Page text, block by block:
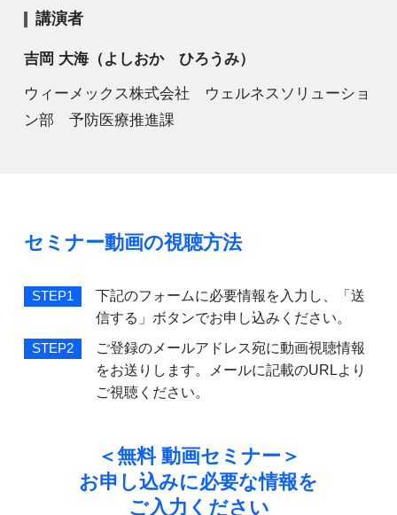
講演者
吉岡 大海（よしおか ひろうみ）
ウィーメックス株式会社 ウェルネスソリューショ
ン部 予防医療推進課
セミナー動画の視聴方法
STEP1
下記のフォームに必要情報を入力し、「送
信する」ボタンでお申し込みください。
STEP2
ご登録のメールアドレス宛に動画視聴情報
をお送りします。メールに記載のURLより
ご視聴ください。
＜無料 動画セミナー＞
お申し込みに必要な情報を
ご入力ください